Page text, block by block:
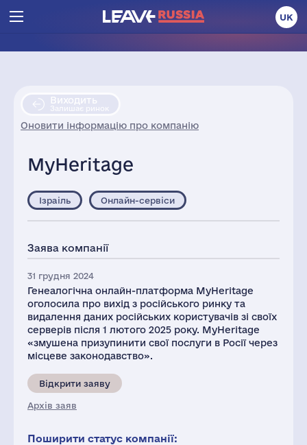
UK
Виходить
Залишає ринок
Оновити інформацію про компанію
MyHeritage
Ізраіль Онлайн-сервіси
Заява компанії
31 грудня 2024
Генеалогічна онлайн-платформа MyHeritage
оголосила про вихід з російського ринку та
видалення даних російських користувачів зі своїх
серверів після 1 лютого 2025 року. MyHeritage
«змушена призупинити свої послуги в Росії через
місцеве законодавство».
Відкрити заяву
Архів заяв
Поширити статус компанії: